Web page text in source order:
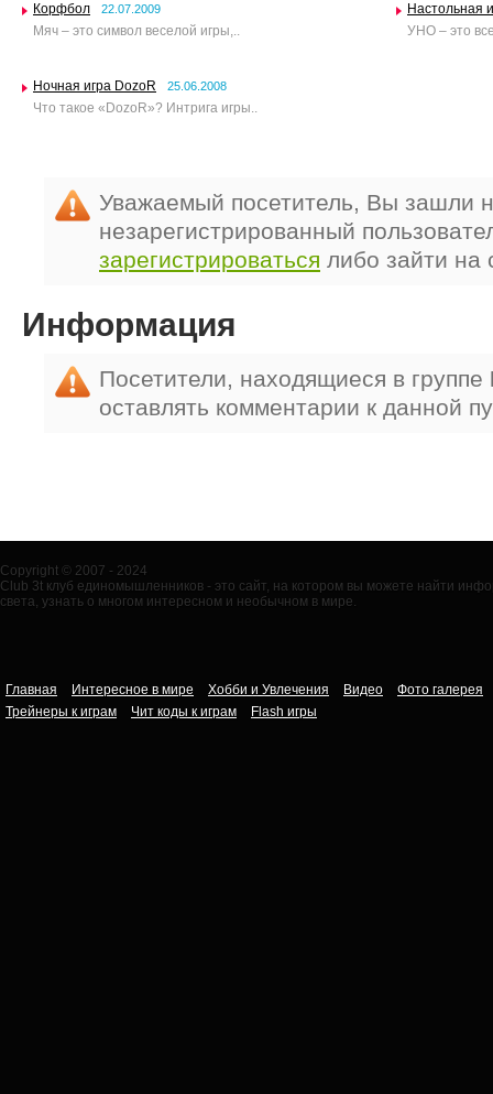
Корфбол 22.07.2009
Мяч – это символ веселой игры,..
Настольная
УНО – это
Ночная игра DozoR 25.06.2008
Что такое «DozoR»? Интрига игры..
Уважаемый посетитель, Вы зашли
незарегистрированный
зарегистрироваться либо зайти на
Информация
Посетители, находящиеся в группе
оставлять комментарии к данной
Copyright © 2007 - 2024
Club 3t клуб единомышленников - это сайт, на котором вы можете найти
света, узнать о многом интересном и необычном в мире.
Главная Интересное в мире Хобби и Увлечения Видео
Фото галерея
Трейнеры к играм
Чит коды к играм Flash игры